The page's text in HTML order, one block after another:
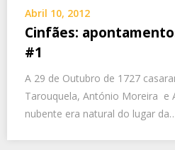
Abril 10, 2012
Cinfães:
#1
A 29 de Outubro de 1727
Tarouquela, António Moreira e
nubente era natural do lugar